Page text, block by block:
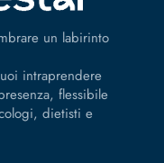
un labirinto
intraprendere
flessibile
dietisti e